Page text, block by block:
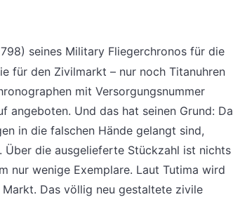
seines Military Fliegerchronos für die
für den Zivilmarkt – nur noch Titanuhren
mit Versorgungsnummer
angeboten. Und das hat seinen Grund: Da
in die falschen Hände gelangt sind,
die ausgelieferte Stückzahl ist nichts
nur wenige Exemplare. Laut Tutima wird
Das völlig neu gestaltete zivile